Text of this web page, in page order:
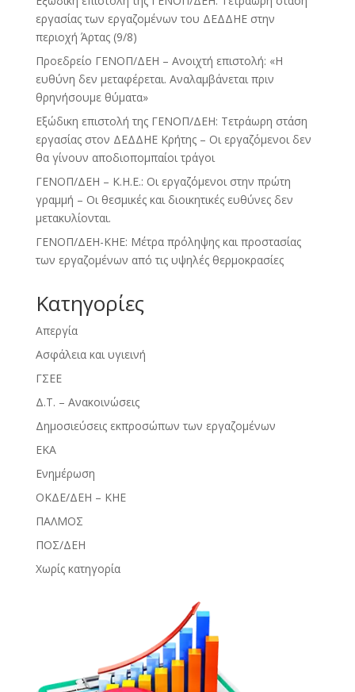
εργασίας των εργαζομένων του ΔΕΔΔΗΕ στην
περιοχή Άρτας (9/8)
Προεδρείο ΓΕΝΟΠ/ΔΕΗ – Ανοιχτή επιστολή: «Η
ευθύνη δεν μεταφέρεται. Αναλαμβάνεται πριν
θρηνήσουμε θύματα»
Εξώδικη επιστολή της ΓΕΝΟΠ/ΔΕΗ: Τετράωρη στάση
εργασίας στον ΔΕΔΔΗΕ Κρήτης – Οι εργαζόμενοι δεν
θα γίνουν αποδιοπομπαίοι τράγοι
ΓΕΝΟΠ/ΔΕΗ – Κ.Η.Ε.: Οι εργαζόμενοι στην πρώτη
γραμμή – Οι θεσμικές και διοικητικές ευθύνες δεν
μετακυλίονται.
ΓΕΝΟΠ/ΔΕΗ-ΚΗΕ: Μέτρα πρόληψης και προστασίας
των εργαζομένων από τις υψηλές θερμοκρασίες
Kατηγορίες
Απεργία
Ασφάλεια και υγιεινή
ΓΣΕΕ
Δ.Τ. – Ανακοινώσεις
Δημοσιεύσεις εκπροσώπων των εργαζομένων
ΕΚΑ
Ενημέρωση
ΟΚΔΕ/ΔΕΗ – ΚΗΕ
ΠΑΛΜΟΣ
ΠΟΣ/ΔΕΗ
Χωρίς κατηγορία